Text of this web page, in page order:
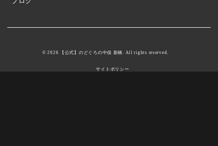
© 2026 【公式】のどぐろの中俣 新橋. All rights reserved.
サイトポリシー